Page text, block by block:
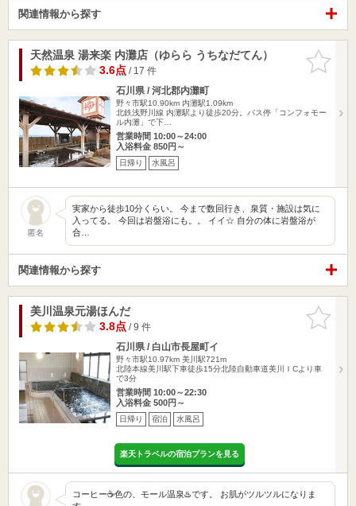
関連情報から探す
お気に入
りに追加
天然温泉 湯来楽 内灘店（ゆらら うちなだてん）
3.6点/ 17 件
石川県 / 河北郡内灘町
野々市駅10.90km 内灘駅1.09km
北鉄浅野川線 内灘駅より徒歩20分。バス停「コンフォモー
ル内灘」で下…
営業時間 10:00～24:00
入浴料金 850円～
日帰り 水風呂
匿名
実家から徒歩10分くらい。 今まで数回行き、泉質・施設は気に
入ってる。 今回は岩盤浴にも。。 イイ☆ 自分の体に岩盤浴が
合…
関連情報から探す
お気に入
りに追加
美川温泉元湯ほんだ
3.8点/ 9 件
石川県 / 白山市長屋町イ
野々市駅10.97km 美川駅721m
北陸本線美川駅下車徒歩15分北陸自動車道美川ＩCより車
で3分
営業時間 10:00～22:30
入浴料金 500円～
日帰り 宿泊 水風呂
楽天トラベルの宿泊プランを見る
コーヒー☕️色の、モール温泉♨️です。 お肌がツルツルになりま